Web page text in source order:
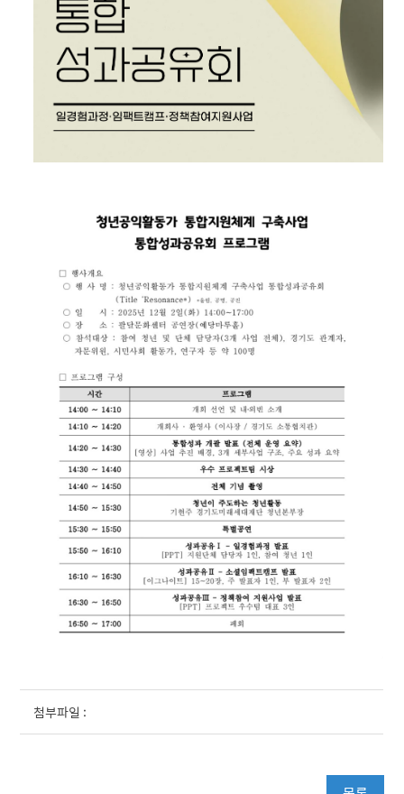
첨부파일 :